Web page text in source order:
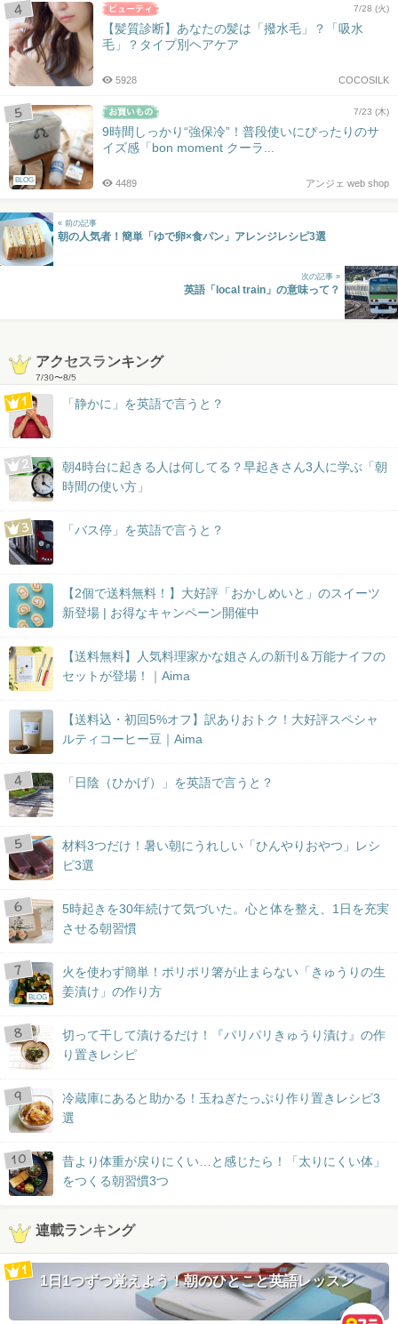
7/28 (火)
【髪質診断】あなたの髪は「撥水毛」？「吸水
毛」？タイプ別ヘアケア
COCOSILK
5928
BLOG
7/23 (木)
9時間しっかり“強保冷”！普段使いにぴったりのサ
イズ感「bon moment クーラ...
アンジェ web shop
4489
« 前の記事
朝の人気者！簡単「ゆで卵×食パン」アレンジレシピ3選
次の記事 »
英語「local train」の意味って？
アクセスランキング
7/30〜8/5
「静かに」を英語で言うと？
朝4時台に起きる人は何してる？早起きさん3人に学ぶ「朝
時間の使い方」
「バス停」を英語で言うと？
【2個で送料無料！】大好評「おかしめいと」のスイーツ
新登場 | お得なキャンペーン開催中
【送料無料】人気料理家かな姐さんの新刊＆万能ナイフの
セットが登場！｜Aima
【送料込・初回5%オフ】訳ありおトク！大好評スペシャ
ルティコーヒー豆｜Aima
「日陰（ひかげ）」を英語で言うと？
材料3つだけ！暑い朝にうれしい「ひんやりおやつ」レシ
ピ3選
5時起きを30年続けて気づいた。心と体を整え、1日を充実
させる朝習慣
BLOG
火を使わず簡単！ポリポリ箸が止まらない「きゅうりの生
姜漬け」の作り方
切って干して漬けるだけ！『パリパリきゅうり漬け』の作
り置きレシピ
冷蔵庫にあると助かる！玉ねぎたっぷり作り置きレシピ3
選
昔より体重が戻りにくい…と感じたら！「太りにくい体」
をつくる朝習慣3つ
連載ランキング
1日1つずつ覚えよう！朝のひとこと英語レッスン